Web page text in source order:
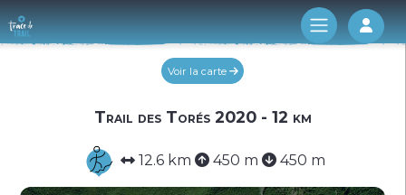
Log
Voir la carte
Trail des Torés 2020 - 12 km
12.6 km 450 m 450 m